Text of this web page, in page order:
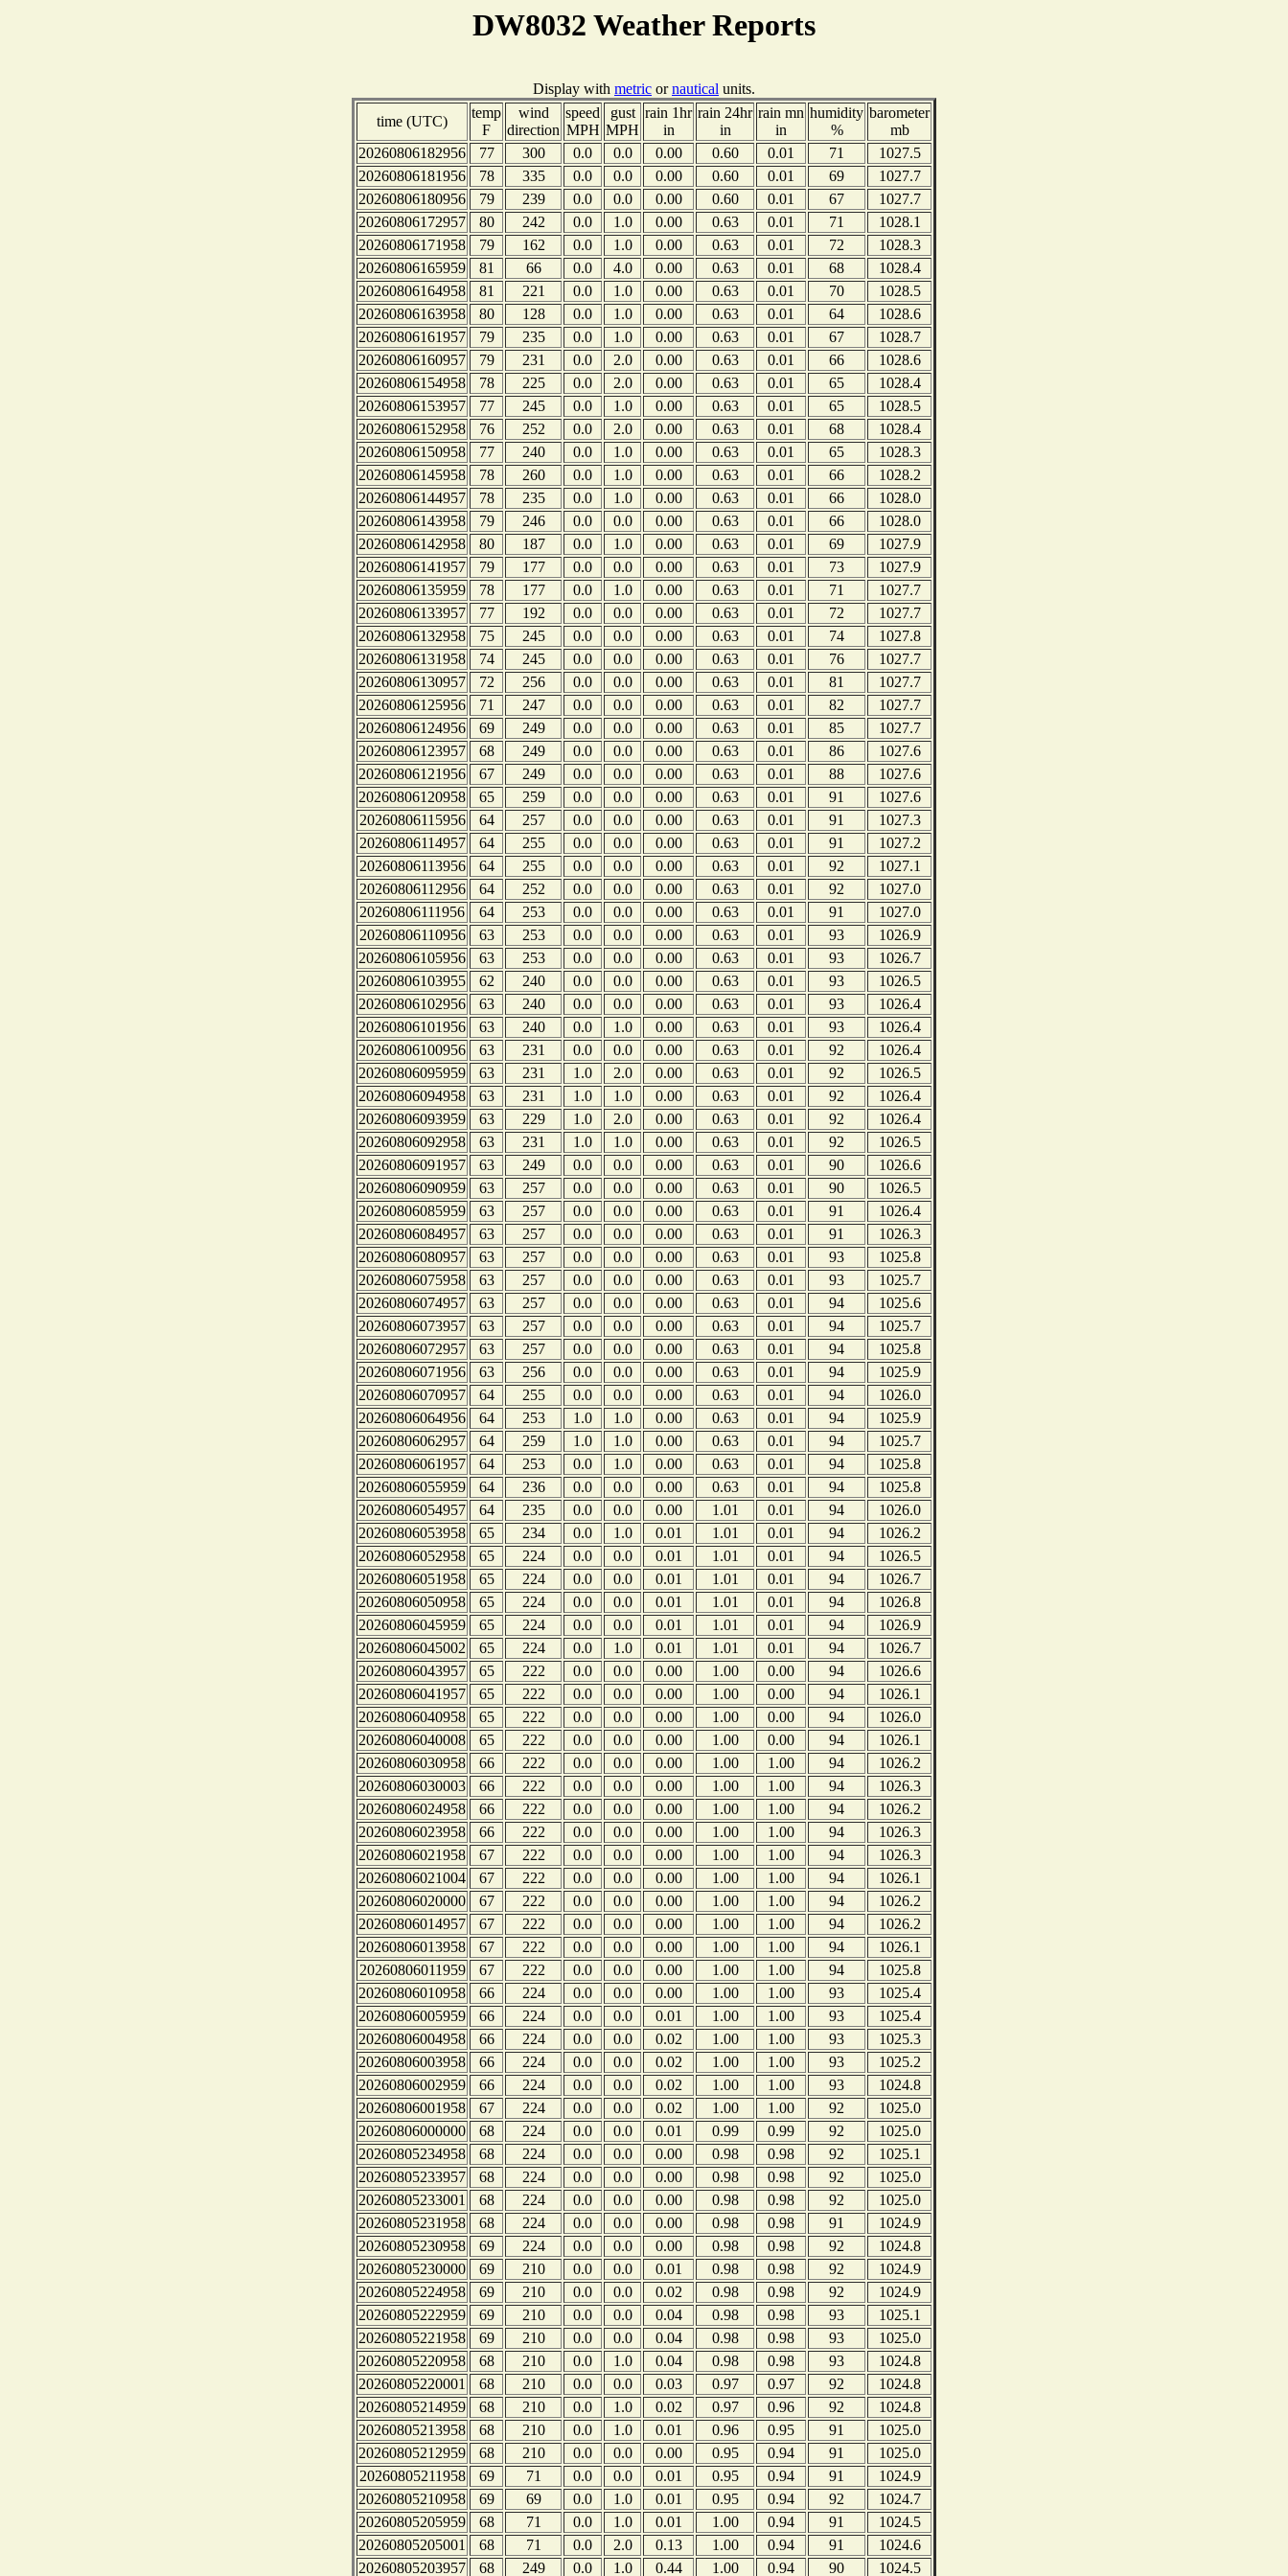
DW8032 Weather Reports
Display with metric ornautical units.
time (UTC)
temp
F
wind
direction
speed
MPH
gust
MPH
rain 1hr
in
rain 24hr
in
rain mn
in
humidity
%
barometer
mb
20260806182956
77 300 0.0 0.0 0.00 0.60 0.01 71
1027.5
20260806181956
78 335 0.0 0.0 0.00 0.60 0.01 69
1027.7
20260806180956
79 239 0.0 0.0 0.00 0.60 0.01 67
1027.7
20260806172957
80 242 0.0 1.0 0.00 0.63 0.01 71
1028.1
20260806171958
79 162 0.0 1.0 0.00 0.63 0.01 72
1028.3
20260806165959
81 66 0.0 4.0 0.00 0.63 0.01 68
1028.4
20260806164958
81 221 0.0 1.0 0.00 0.63 0.01 70
1028.5
20260806163958
80 128 0.0 1.0 0.00 0.63 0.01 64
1028.6
20260806161957
79 235 0.0 1.0 0.00 0.63 0.01 67
1028.7
20260806160957
79 231 0.0 2.0 0.00 0.63 0.01 66
1028.6
20260806154958
78 225 0.0 2.0 0.00 0.63 0.01 65
1028.4
20260806153957
77 245 0.0 1.0 0.00 0.63 0.01 65
1028.5
20260806152958
76 252 0.0 2.0 0.00 0.63 0.01 68
1028.4
20260806150958
77 240 0.0 1.0 0.00 0.63 0.01 65
1028.3
20260806145958
78 260 0.0 1.0 0.00 0.63 0.01 66
1028.2
20260806144957
78 235 0.0 1.0 0.00 0.63 0.01 66
1028.0
20260806143958
79 246 0.0 0.0 0.00 0.63 0.01 66
1028.0
20260806142958
80 187 0.0 1.0 0.00 0.63 0.01 69
1027.9
20260806141957
79 177 0.0 0.0 0.00 0.63 0.01 73
1027.9
20260806135959
78 177 0.0 1.0 0.00 0.63 0.01 71
1027.7
20260806133957
77 192 0.0 0.0 0.00 0.63 0.01 72
1027.7
20260806132958
75 245 0.0 0.0 0.00 0.63 0.01 74
1027.8
20260806131958
74 245 0.0 0.0 0.00 0.63 0.01 76
1027.7
20260806130957
72 256 0.0 0.0 0.00 0.63 0.01 81
1027.7
20260806125956
71 247 0.0 0.0 0.00 0.63 0.01 82
1027.7
20260806124956
69 249 0.0 0.0 0.00 0.63 0.01 85
1027.7
20260806123957
68 249 0.0 0.0 0.00 0.63 0.01 86
1027.6
20260806121956
67 249 0.0 0.0 0.00 0.63 0.01 88
1027.6
20260806120958
65 259 0.0 0.0 0.00 0.63 0.01 91
1027.6
20260806115956
64 257 0.0 0.0 0.00 0.63 0.01 91
1027.3
20260806114957
64 255 0.0 0.0 0.00 0.63 0.01 91
1027.2
20260806113956
64 255 0.0 0.0 0.00 0.63 0.01 92
1027.1
20260806112956
64 252 0.0 0.0 0.00 0.63 0.01 92
1027.0
20260806111956
64 253 0.0 0.0 0.00 0.63 0.01 91
1027.0
20260806110956
63 253 0.0 0.0 0.00 0.63 0.01 93
1026.9
20260806105956
63 253 0.0 0.0 0.00 0.63 0.01 93
1026.7
20260806103955
62 240 0.0 0.0 0.00 0.63 0.01 93
1026.5
20260806102956
63 240 0.0 0.0 0.00 0.63 0.01 93
1026.4
20260806101956
63 240 0.0 1.0 0.00 0.63 0.01 93
1026.4
20260806100956
63 231 0.0 0.0 0.00 0.63 0.01 92
1026.4
20260806095959
63 231 1.0 2.0 0.00 0.63 0.01 92
1026.5
20260806094958
63 231 1.0 1.0 0.00 0.63 0.01 92
1026.4
20260806093959
63 229 1.0 2.0 0.00 0.63 0.01 92
1026.4
20260806092958
63 231 1.0 1.0 0.00 0.63 0.01 92
1026.5
20260806091957
63 249 0.0 0.0 0.00 0.63 0.01 90
1026.6
20260806090959
63 257 0.0 0.0 0.00 0.63 0.01 90
1026.5
20260806085959
63 257 0.0 0.0 0.00 0.63 0.01 91
1026.4
20260806084957
63 257 0.0 0.0 0.00 0.63 0.01 91
1026.3
20260806080957
63 257 0.0 0.0 0.00 0.63 0.01 93
1025.8
20260806075958
63 257 0.0 0.0 0.00 0.63 0.01 93
1025.7
20260806074957
63 257 0.0 0.0 0.00 0.63 0.01 94
1025.6
20260806073957
63 257 0.0 0.0 0.00 0.63 0.01 94
1025.7
20260806072957
63 257 0.0 0.0 0.00 0.63 0.01 94
1025.8
20260806071956
63 256 0.0 0.0 0.00 0.63 0.01 94
1025.9
20260806070957
64 255 0.0 0.0 0.00 0.63 0.01 94
1026.0
20260806064956
64 253 1.0 1.0 0.00 0.63 0.01 94
1025.9
20260806062957
64 259 1.0 1.0 0.00 0.63 0.01 94
1025.7
20260806061957
64 253 0.0 1.0 0.00 0.63 0.01 94
1025.8
20260806055959
64 236 0.0 0.0 0.00 0.63 0.01 94
1025.8
20260806054957
64 235 0.0 0.0 0.00 1.01 0.01 94
1026.0
20260806053958
65 234 0.0 1.0 0.01 1.01 0.01 94
1026.2
20260806052958
65 224 0.0 0.0 0.01 1.01 0.01 94
1026.5
20260806051958
65 224 0.0 0.0 0.01 1.01 0.01 94
1026.7
20260806050958
65 224 0.0 0.0 0.01 1.01 0.01 94
1026.8
20260806045959
65 224 0.0 0.0 0.01 1.01 0.01 94
1026.9
20260806045002
65 224 0.0 1.0 0.01 1.01 0.01 94
1026.7
20260806043957
65 222 0.0 0.0 0.00 1.00 0.00 94
1026.6
20260806041957
65 222 0.0 0.0 0.00 1.00 0.00 94
1026.1
20260806040958
65 222 0.0 0.0 0.00 1.00 0.00 94
1026.0
20260806040008
65 222 0.0 0.0 0.00 1.00 0.00 94
1026.1
20260806030958
66 222 0.0 0.0 0.00 1.00 1.00 94
1026.2
20260806030003
66 222 0.0 0.0 0.00 1.00 1.00 94
1026.3
20260806024958
66 222 0.0 0.0 0.00 1.00 1.00 94
1026.2
20260806023958
66 222 0.0 0.0 0.00 1.00 1.00 94
1026.3
20260806021958
67 222 0.0 0.0 0.00 1.00 1.00 94
1026.3
20260806021004
67 222 0.0 0.0 0.00 1.00 1.00 94
1026.1
20260806020000
67 222 0.0 0.0 0.00 1.00 1.00 94
1026.2
20260806014957
67 222 0.0 0.0 0.00 1.00 1.00 94
1026.2
20260806013958
67 222 0.0 0.0 0.00 1.00 1.00 94
1026.1
20260806011959
67 222 0.0 0.0 0.00 1.00 1.00 94
1025.8
20260806010958
66 224 0.0 0.0 0.00 1.00 1.00 93
1025.4
20260806005959
66 224 0.0 0.0 0.01 1.00 1.00 93
1025.4
20260806004958
66 224 0.0 0.0 0.02 1.00 1.00 93
1025.3
20260806003958
66 224 0.0 0.0 0.02 1.00 1.00 93
1025.2
20260806002959
66 224 0.0 0.0 0.02 1.00 1.00 93
1024.8
20260806001958
67 224 0.0 0.0 0.02 1.00 1.00 92
1025.0
20260806000000
68 224 0.0 0.0 0.01 0.99 0.99 92
1025.0
20260805234958
68 224 0.0 0.0 0.00 0.98 0.98 92
1025.1
20260805233957
68 224 0.0 0.0 0.00 0.98 0.98 92
1025.0
20260805233001
68 224 0.0 0.0 0.00 0.98 0.98 92
1025.0
20260805231958
68 224 0.0 0.0 0.00 0.98 0.98 91
1024.9
20260805230958
69 224 0.0 0.0 0.00 0.98 0.98 92
1024.8
20260805230000
69 210 0.0 0.0 0.01 0.98 0.98 92
1024.9
20260805224958
69 210 0.0 0.0 0.02 0.98 0.98 92
1024.9
20260805222959
69 210 0.0 0.0 0.04 0.98 0.98 93
1025.1
20260805221958
69 210 0.0 0.0 0.04 0.98 0.98 93
1025.0
20260805220958
68 210 0.0 1.0 0.04 0.98 0.98 93
1024.8
20260805220001
68 210 0.0 0.0 0.03 0.97 0.97 92
1024.8
20260805214959
68 210 0.0 1.0 0.02 0.97 0.96 92
1024.8
20260805213958
68 210 0.0 1.0 0.01 0.96 0.95 91
1025.0
20260805212959
68 210 0.0 0.0 0.00 0.95 0.94 91
1025.0
20260805211958
69 71 0.0 0.0 0.01 0.95 0.94 91
1024.9
20260805210958
69 69 0.0 1.0 0.01 0.95 0.94 92
1024.7
20260805205959
68 71 0.0 1.0 0.01 1.00 0.94 91
1024.5
20260805205001
68 71 0.0 2.0 0.13 1.00 0.94 91
1024.6
20260805203957
68 249 0.0 1.0 0.44 1.00 0.94 90 1024.5